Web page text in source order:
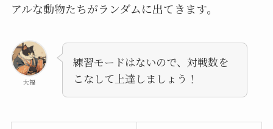
アルな動物たちがランダムに出てきます。
大福
練習モードはないので、対戦数を
こなして上達しましょう！